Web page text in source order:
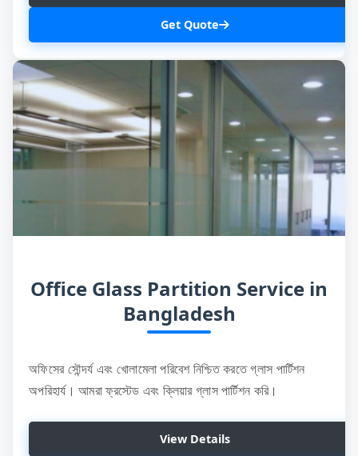
Get Quote
Office Glass Partition Service in
Bangladesh
অফিসের সৌন্দর্য এবং খোলামেলা পরিবেশ নিশ্চিত করতে গ্লাস পার্টিশন
অপরিহার্য। আমরা ফ্রস্টেড এবং ক্লিয়ার গ্লাস পার্টিশন করি।
View Details